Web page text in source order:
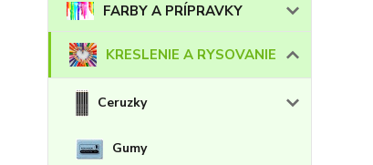
FARBY A PRÍPRAVKY
KRESLENIE A RYSOVANIE
Ceruzky
Gumy